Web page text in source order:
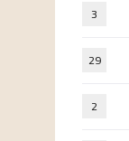
3
29
2